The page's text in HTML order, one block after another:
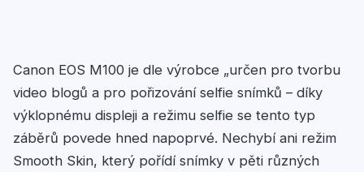
Canon EOS M100 je dle výrobce „určen pro tvorbu
video blogů a pro pořizování selfie snímků – díky
výklopnému displeji a režimu selfie se tento typ
záběrů povede hned napoprvé. Nechybí ani režim
Smooth Skin, který pořídí snímky v pěti různých